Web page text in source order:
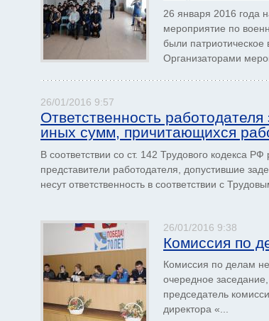
26 января 2016 года
мероприятие по
были
Организаторами
26/01/2016 9:57
Ответственность
иных сумм, причитающихся
В соответствии со ст. 142 Трудового кодекса
представители работодателя, допустившие
несут ответственность в соответствии с
26/01/2016 9:38
Комиссия по
Комиссия по делам
очередное
председатель
директора «...